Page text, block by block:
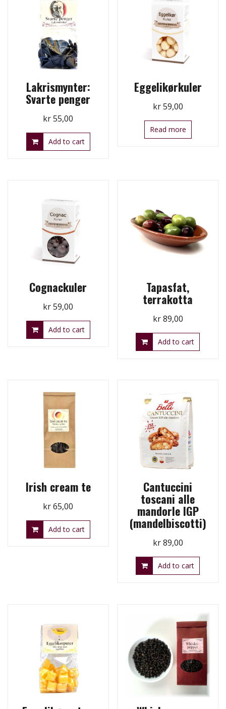
Lakrismynter:
Svarte penger
kr55,00
Add to cart
Eggelikørkuler
kr59,00
Read more
Cognackuler
kr59,00
Add to cart
Tapasfat,
terrakotta
kr89,00
Add to cart
Irish cream te
kr65,00
Add to cart
Cantuccini
toscani alle
mandorle IGP
(mandelbiscotti)
kr89,00
Add to cart